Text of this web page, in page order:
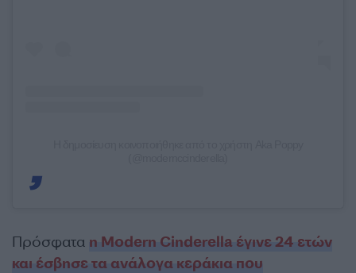
Πρόσφατα η Modern Cinderella έγινε 24 ετών
και έσβησε τα ανάλογα κεράκια που